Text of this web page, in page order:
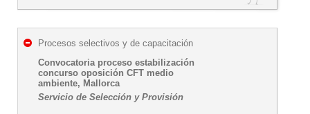
Procesos selectivos y de capacitación
Convocatoria proceso estabilización
concurso oposición CFT medio
ambiente, Mallorca
Servicio de Selección y Provisión